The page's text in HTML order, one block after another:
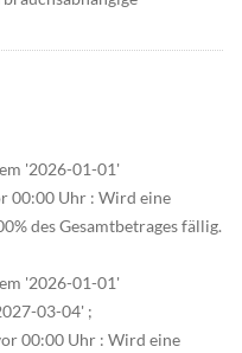
'2026-01-01'
00:00 Uhr : Wird eine
des Gesamtbetrages fällig.
'2026-01-01'
03-04' ;
00:00 Uhr : Wird eine